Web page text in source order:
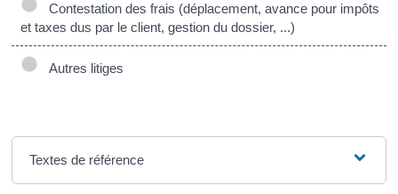
Contestation des frais (déplacement, avance pour impôts
et taxes dus par le client, gestion du dossier, ...)
Autres litiges
Textes de référence